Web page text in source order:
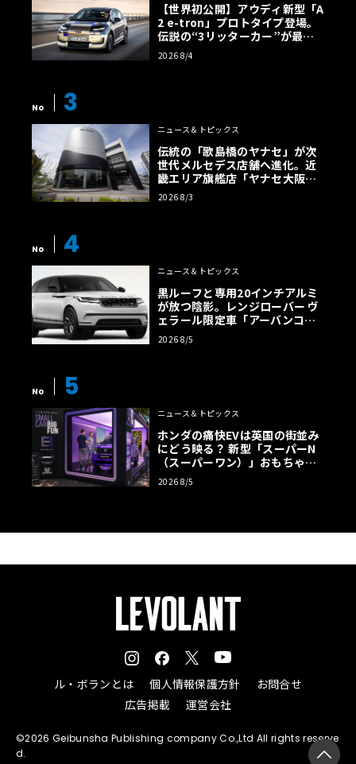
【世界初公開】アウディ新型「A
2 e-tron」プロトタイプ登場。
伝説の“3リッターカー”が最高
効率エントリーBEVとして復活
【画像38枚】
2026 8/4
No 3
ニュース＆トピックス
伝統の「歌島橋のヤナセ」が次
世代メルセデス店舗へ進化。近
畿エリア旗艦店「ヤナセ大阪支
店」がリニューアル
2026 8/3
No 4
ニュース＆トピックス
黒ルーフと専用20インチアルミ
が放つ陰影。レンジローバー ヴ
ェラール限定車「アーバンコン
トラスト・エディション」登場
2026 8/5
No 5
ニュース＆トピックス
ホンダの痛快EVは英国の街並み
にどう映る？ 新型「スーパーN
（スーパーワン）」おもちゃ箱
ツアーの全貌
2026 8/5
ル・ボランとは 個人情報保護方針
お問合せ
広告掲載
運営会社
©2026 Geibunsha Publishing company Co.,Ltd All rights reserve
d.